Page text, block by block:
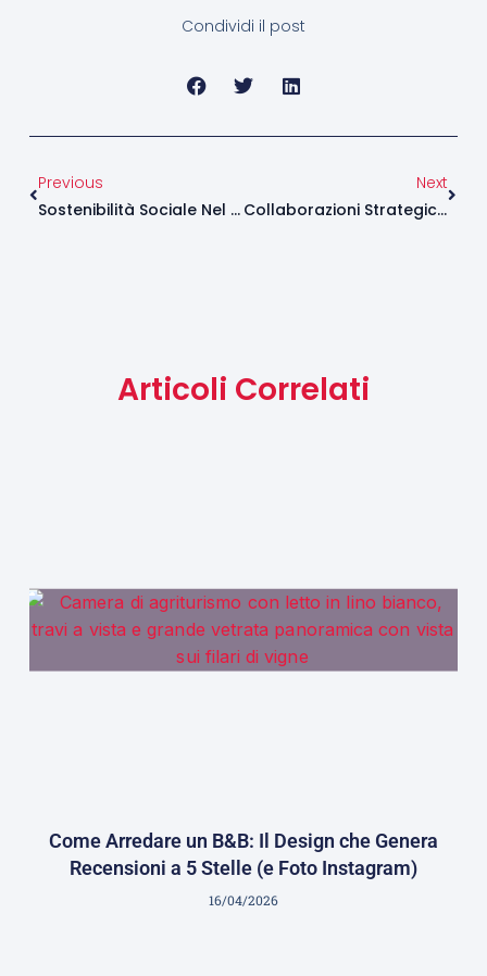
Condividi il post
Previous
Sostenibilità Sociale Nel Vino: Comunicare L’Impegno Verso La Comunità E I Dipendenti
Next
Collaborazioni Strategiche Per Cantine: Unire Le Forze Per Creare Esperienze Uniche
Articoli Correlati
Come Arredare un B&B: Il Design che Genera
Recensioni a 5 Stelle (e Foto Instagram)
16/04/2026